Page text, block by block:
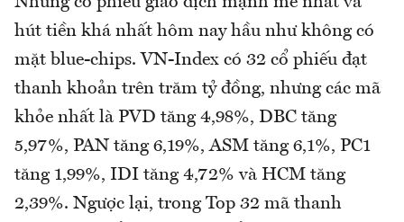
hút tiền khá nhất hôm nay hầu như không có
mặt blue-chips. VN-Index có 32 cổ phiếu đạt
thanh khoản trên trăm tỷ đồng, nhưng các mã
khỏe nhất là PVD tăng 4,98%, DBC tăng
5,97%, PAN tăng 6,19%, ASM tăng 6,1%, PC1
tăng 1,99%, IDI tăng 4,72% và HCM tăng
2,39%. Ngược lại, trong Top 32 mã thanh